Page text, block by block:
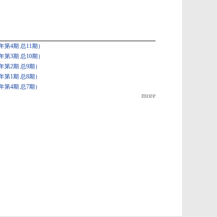
4期 总11期）
3期 总10期）
2期 总9期）
1期 总8期）
4期 总7期）
more